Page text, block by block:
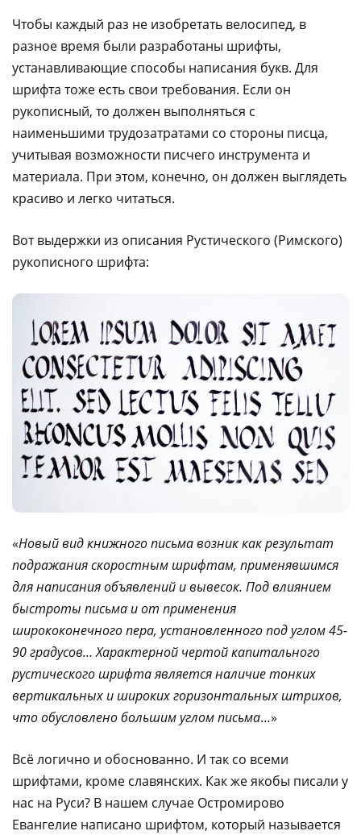
Чтобы каждый раз не изобретать велосипед, в
разное время были разработаны шрифты,
устанавливающие способы написания букв. Для
шрифта тоже есть свои требования. Если он
рукописный, то должен выполняться с
наименьшими трудозатратами со стороны писца,
учитывая возможности писчего инструмента и
материала. При этом, конечно, он должен выглядеть
красиво и легко читаться.
Вот выдержки из описания Рустического (Римского)
рукописного шрифта:
«Новый вид книжного письма возник как результат
подражания скоростным шрифтам, применявшимся
для написания объявлений и вывесок. Под влиянием
быстроты письма и от применения
ширококонечного пера, установленного под углом 45-
90 градусов… Характерной чертой капитального
рустического шрифта является наличие тонких
вертикальных и широких горизонтальных штрихов,
что обусловлено большим углом письма…»
Всё логично и обоснованно. И так со всеми
шрифтами, кроме славянских. Как же якобы писали у
нас на Руси? В нашем случае Остромирово
Евангелие написано шрифтом, который называется